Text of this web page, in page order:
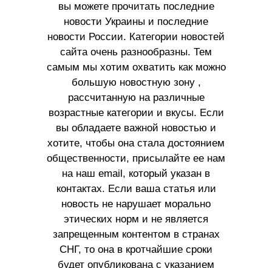
вы можете прочитать последние
новости Украины и последние
новости России. Категории новостей
сайта очень разнообразны. Тем
самым мы хотим охватить как можно
большую новостную зону ,
рассчитанную на различные
возрастные категории и вкусы. Если
вы обладаете важной новостью и
хотите, чтобы она стала достоянием
общественности, присылайте ее нам
на наш email, который указан в
контактах. Если ваша статья или
новость не нарушает морально
этических норм и не является
запрещенным контентом в странах
СНГ, то она в кротчайшие сроки
будет опубликована с указанием